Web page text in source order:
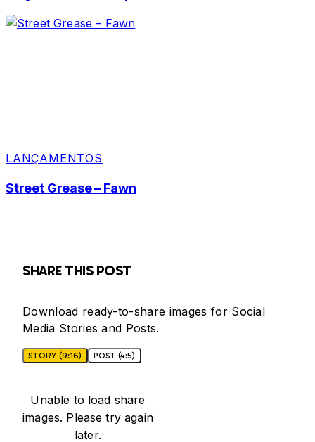
LANÇAMENTOS
Street Grease – Fawn
SHARE THIS POST
Download ready-to-share images for Social
Media Stories and Posts.
STORY (9:16) POST (4:5)
Unable to load share
images. Please try again
later.